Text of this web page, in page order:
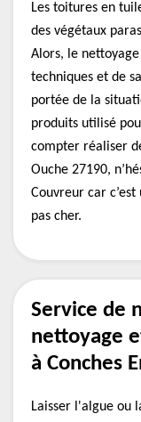
Les toitures en
des végétaux
Alors, le
techniques et de
portée de la
produits utilisé
compter réaliser
Ouche 27190,
Couvreur car
pas cher.
Service de
nettoyage
à Conches
Laisser l'algue ou